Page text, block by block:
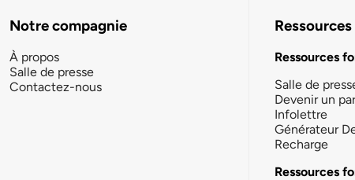
Notre compagnie
À propos
Salle de presse
Contactez-nous
Ressources
Ressources
Salle de
Devenir un
Infolettre
Générateur
Recharge
Ressources